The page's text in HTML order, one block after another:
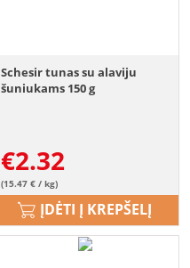
Schesir tunas su alaviju
šuniukams 150 g
€2.32
(15.47 € / kg)
ĮDĖTI Į KREPŠELĮ